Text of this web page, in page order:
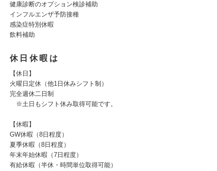
健康診断のオプション検診補助
インフルエンザ予防接種
感染症特別休暇
飲料補助
休日休暇は
【休日】
火曜日定休（他1日休みシフト制）
完全週休二日制
※土日もシフト休み取得可能です。
【休暇】
GW休暇（8日程度）
夏季休暇（8日程度）
年末年始休暇（7日程度）
有給休暇（半休・時間単位取得可能）